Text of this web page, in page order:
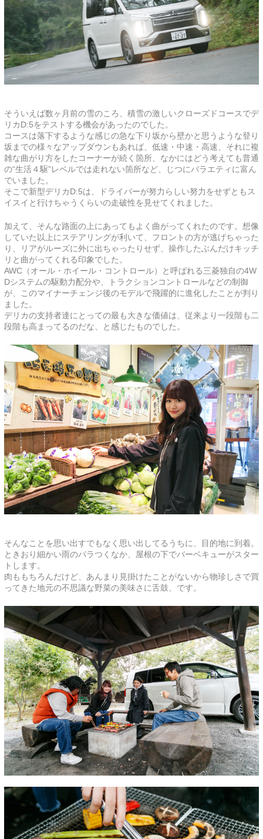
そういえば数ヶ月前の雪のころ、積雪の激しいクローズドコースでデ
リカD:5をテストする機会があったのでした。
コースは落下するような感じの急な下り坂から壁かと思うような登り
坂までの様々なアップダウンもあれば、低速・中速・高速、それに複
雑な曲がり方をしたコーナーが続く箇所、なかにはどう考えても普通
の“生活４駆”レベルでは走れない箇所など、じつにバラエティに富ん
でいました。
そこで新型デリカD:5は、ドライバーが努力らしい努力をせずともス
イスイと行けちゃうくらいの走破性を見せてくれました。
加えて、そんな路面の上にあってもよく曲がってくれたのです。想像
していた以上にステアリングが利いて、フロントの方が逃げちゃった
り、リアがルーズに外に出ちゃったりせず、操作したぶんだけキッチ
リと曲がってくれる印象でした。
AWC（オール・ホイール・コントロール）と呼ばれる三菱独自の4W
Dシステムの駆動力配分や、トラクションコントロールなどの制御
が、このマイナーチェンジ後のモデルで飛躍的に進化したことが判り
ました。
デリカの支持者達にとっての最も大きな価値は、従来より一段階も二
段階も高まってるのだな、と感じたものでした。
そんなことを思い出すでもなく思い出してるうちに、目的地に到着。
ときおり細かい雨のパラつくなか、屋根の下でバーベキューがスター
トします。
肉ももちろんだけど、あんまり見掛けたことがないから物珍しさで買
ってきた地元の不思議な野菜の美味さに舌鼓、です。